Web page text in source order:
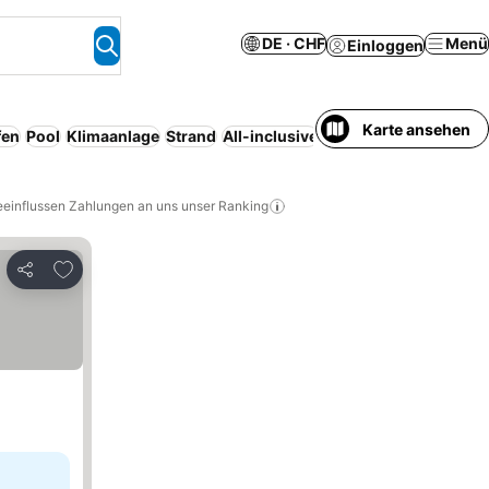
DE · CHF Einloggen Menü
Pool Klimaanlage Strand All-inclusive Resort WLAN
Karte ansehen
Zahlungen an uns unser Ranking
Teilen
Zu Favoriten hinzufügen